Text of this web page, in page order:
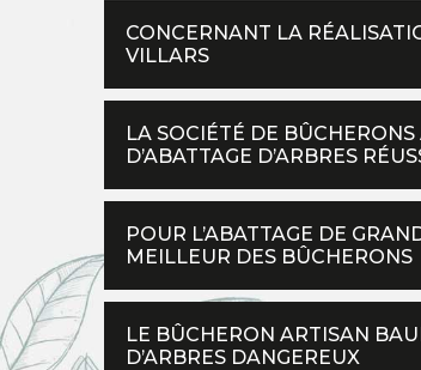
CONCERNANT LA
VILLARS
LA SOCIÉTÉ DE
D’ABATTAGE D’ARBRES
POUR L’ABATTAGE DE
MEILLEUR DES BÛCHERONS
LE BÛCHERON ARTISAN
D’ARBRES DANGEREUX